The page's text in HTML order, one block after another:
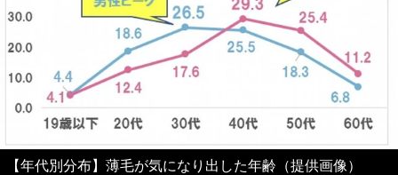
【年代別分布】薄毛が気になり出した年齢（提供画像）